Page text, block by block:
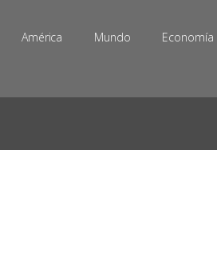
América Mundo Economía